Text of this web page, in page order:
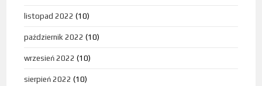
listopad 2022 (10)
październik 2022 (10)
wrzesień 2022 (10)
sierpień 2022 (10)